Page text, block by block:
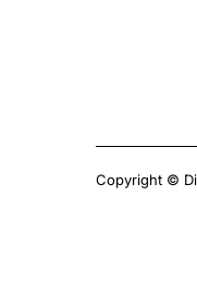
Copyright ©